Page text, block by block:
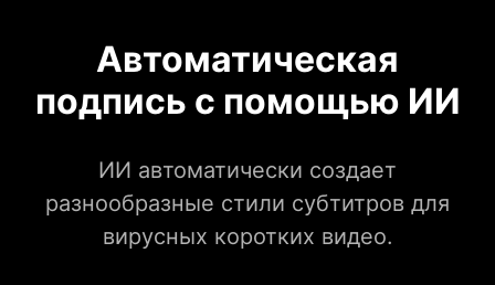
Автоматическая
подпись с помощью ИИ
ИИ автоматически создает
разнообразные стили субтитров для
вирусных коротких видео.